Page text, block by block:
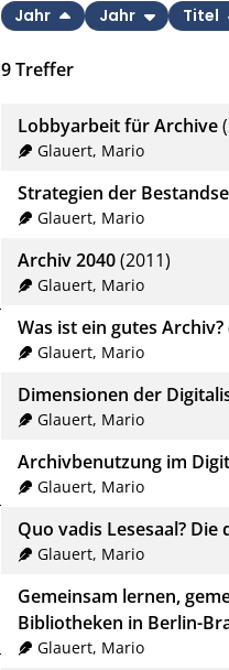
9Treffer
Jahr Jahr Titel
Lobbyarbeit für Archive
Glauert, Mario
Strategien der
Glauert, Mario
Archiv 2040(2011)
Glauert, Mario
Was ist ein gutes Archiv?
Glauert, Mario
Dimensionen der
Glauert, Mario
Archivbenutzung im
Glauert, Mario
Quo vadis Lesesaal?
Glauert, Mario
Gemeinsam lernen,
Bibliotheken in Berlin-
Glauert, Mario